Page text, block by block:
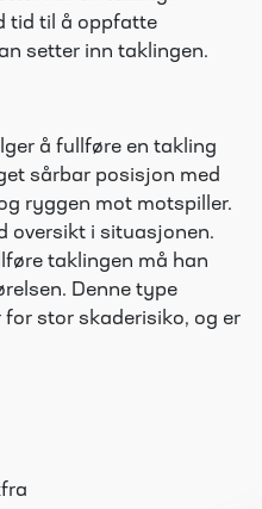
tid til å oppfatte
setter inn taklingen.
å fullføre en takling
sårbar posisjon med
ryggen mot motspiller.
oversikt i situasjonen.
taklingen må han
Denne type
stor skaderisiko, og er